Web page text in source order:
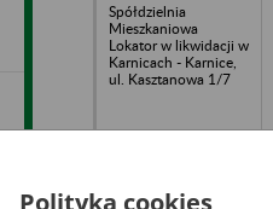
Spółdzielnia
Mieszkaniowa
Lokator w likwidacji w
Karnicach - Karnice,
ul. Kasztanowa 1/7
Polityka cookies